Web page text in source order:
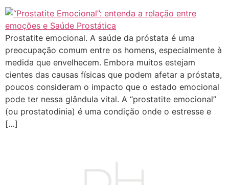
Prostatite emocional. A saúde da próstata é uma
preocupação comum entre os homens, especialmente à
medida que envelhecem. Embora muitos estejam
cientes das causas físicas que podem afetar a próstata,
poucos consideram o impacto que o estado emocional
pode ter nessa glândula vital. A “prostatite emocional”
(ou prostatodinia) é uma condição onde o estresse e
[…]